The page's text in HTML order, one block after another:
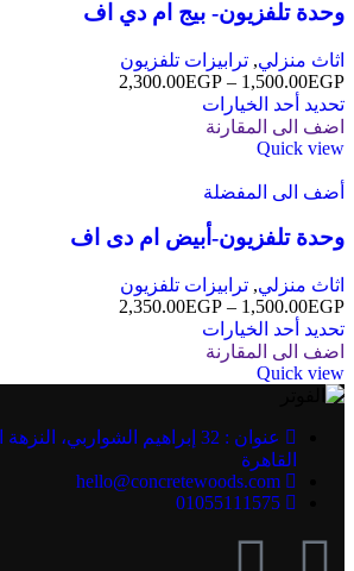
وحدة تلفزيون- بيج ام دي اف
اثاث منزلي, ترابيزات تلفزيون
1,500.00EGP
–
2,300.00EGP
تحديد أحد الخيارات
اضف الى المقارنة
Quick view
أضف الى المفضلة
وحدة تلفزيون-أبيض ام دى اف
اثاث منزلي, ترابيزات تلفزيون
1,500.00EGP
–
2,350.00EGP
تحديد أحد الخيارات
اضف الى المقارنة
Quick view
عنوان : 32 إبراهيم الشواربي،
القاهرة
hello@concretewoods.com
01055111575